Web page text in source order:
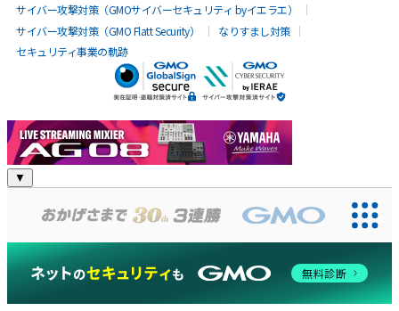
サイバー攻撃対策（GMOサイバーセキュリティ byイエラエ）
サイバー攻撃対策（GMO Flatt Security）
なりすまし対策
セキュリティ事業の軌跡
YAMAHA:SP
▼
無料診断